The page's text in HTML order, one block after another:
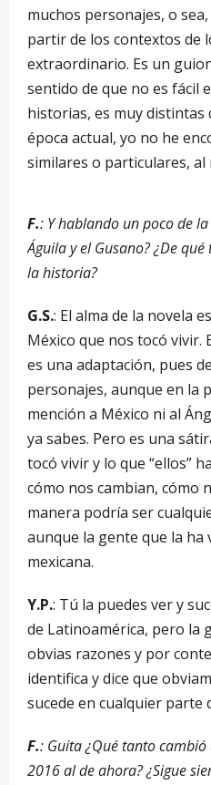
muchos personajes, o
partir de los contextos de
extraordinario. Es un
sentido de que no es fácil
historias, es muy distintas
época actual, yo no he
similares o particulares, al
F.: Y hablando un poco de
Águila y el Gusano? ¿De
la historia?
G.S.: El alma de la novela
México que nos tocó vivir.
es una adaptación, pues
personajes, aunque en la
mención a México ni al
ya sabes. Pero es una
tocó vivir y lo que “ellos”
cómo nos cambian, cómo
manera podría ser
aunque la gente que la ha
mexicana.
Y.P.: Tú la puedes ver y
de Latinoamérica, pero la
obvias razones y por
identifica y dice que
sucede en cualquier parte
F.: Guita ¿Qué tanto
2016 al de ahora? ¿Sigue